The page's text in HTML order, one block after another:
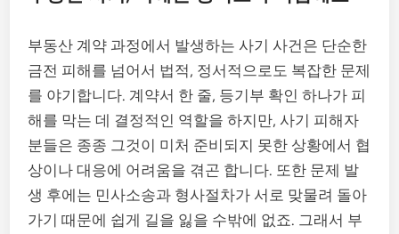
부동산 계약 과정에서 발생하는 사기 사건은 단순한
금전 피해를 넘어서 법적, 정서적으로도 복잡한 문제
를 야기합니다. 계약서 한 줄, 등기부 확인 하나가 피
해를 막는 데 결정적인 역할을 하지만, 사기 피해자
분들은 종종 그것이 미처 준비되지 못한 상황에서 협
상이나 대응에 어려움을 겪곤 합니다. 또한 문제 발
생 후에는 민사소송과 형사절차가 서로 맞물려 돌아
가기 때문에 쉽게 길을 잃을 수밖에 없죠. 그래서 부